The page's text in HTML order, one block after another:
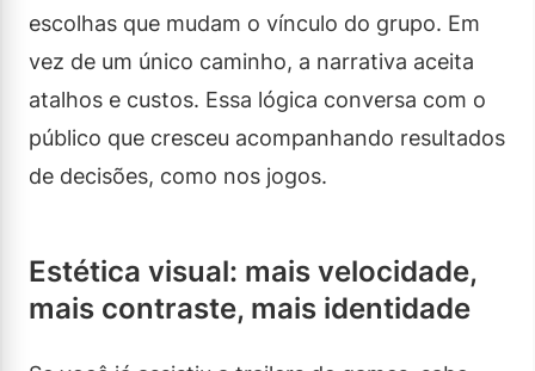
escolhas que mudam o vínculo do grupo. Em
vez de um único caminho, a narrativa aceita
atalhos e custos. Essa lógica conversa com o
público que cresceu acompanhando resultados
de decisões, como nos jogos.
Estética visual: mais velocidade,
mais contraste, mais identidade